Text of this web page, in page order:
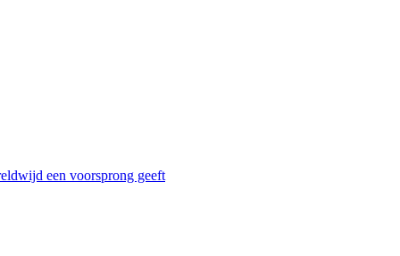
een voorsprong geeft